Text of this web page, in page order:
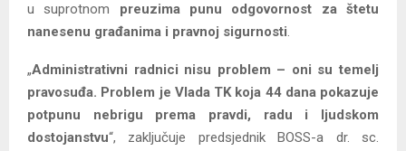
u suprotnom preuzima punu odgovornost za štetu
nanesenu građanima i pravnoj sigurnosti.
„Administrativni radnici nisu problem – oni su temelj
pravosuđa. Problem je Vlada TK koja 44 dana pokazuje
potpunu nebrigu prema pravdi, radu i ljudskom
dostojanstvu“, zaključuje predsjednik BOSS-a dr. sc.